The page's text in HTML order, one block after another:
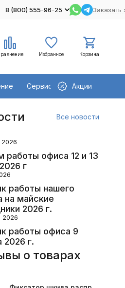
8 (800) 555-96-25 Заказать
Избранное Корзина
Сервисное оборудование
Акции
Все новости
2026
работы офиса 12 и 13
г
работы нашего
на майские
2026 г.
2026
работы офиса 9
2026 г.
о товарах